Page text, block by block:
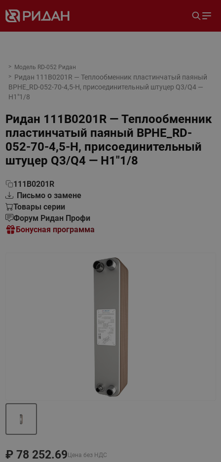
Модель RD-052 Ридан
Ридан 111B0201R — Теплообменник пластинчатый паяный
BPHE_RD-052-70-4,5-H, присоединительный штуцер Q3/Q4 —
H1"1/8
Ридан 111B0201R — Теплообменник
пластинчатый паяный BPHE_RD-
052-70-4,5-H, присоединительный
штуцер Q3/Q4 — H1"1/8
111B0201R
Письмо о замене
Товары серии
Форум Ридан Профи
Бонусная программа
₽ 78 252.69 Цена без НДС